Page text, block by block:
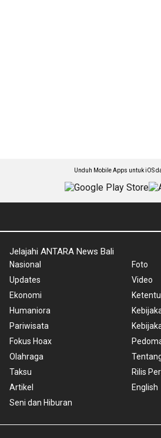
Unduh Mobile Apps untuk iOS
Jelajahi ANTARA News Bali
Nasional
Updates
Ekonomi
Humaniora
Pariwisata
Fokus Hoax
Olahraga
Taksu
Artikel
Seni dan Hiburan
Foto
Video
Rilis
English